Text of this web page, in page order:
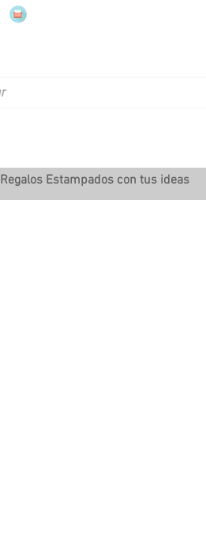
Regalos Estampados con tus ideas